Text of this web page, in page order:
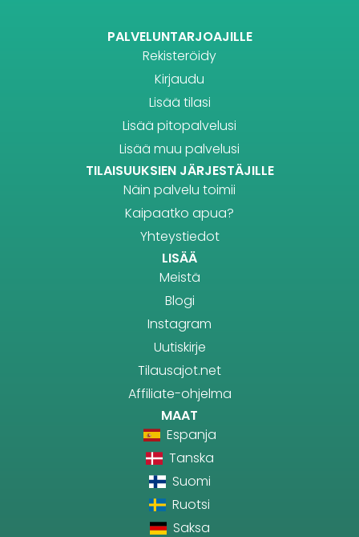
PALVELUNTARJOAJILLE
Rekisteröidy
Kirjaudu
Lisää tilasi
Lisää pitopalvelusi
Lisää muu palvelusi
TILAISUUKSIEN JÄRJESTÄJILLE
Näin palvelu toimii
Kaipaatko apua?
Yhteystiedot
LISÄÄ
Meistä
Blogi
Instagram
Uutiskirje
Tilausajot.net
Affiliate-ohjelma
MAAT
Espanja
Tanska
Suomi
Ruotsi
Saksa